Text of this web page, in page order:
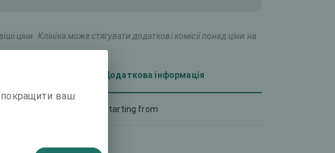
ціни. Клініка може стягувати додаткові комісії понад ціни на
Додаткова інформація
Starting from
покращити ваш